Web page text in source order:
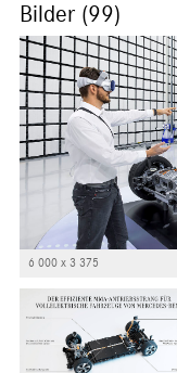
Bilder (99)
6 000 x 3 375